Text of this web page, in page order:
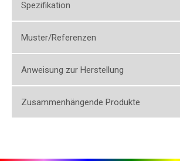
Spezifikation
Muster/Referenzen
Anweisung zur Herstellung
Zusammenhängende Produkte